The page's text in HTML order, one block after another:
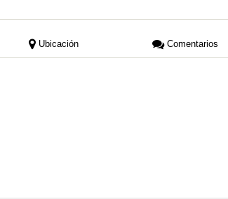
Ubicación Comentarios